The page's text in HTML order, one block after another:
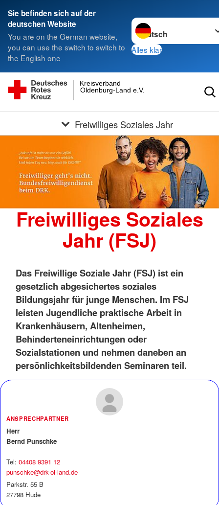
Sie befinden sich auf der
deutschen Website
You are on the German website,
you can use the switch to switch to
the English one
Sprache wechseln zu
Alles klar
Oldenburg-Land e.V.
Kreisverband
Freiwilliges Soziales Jahr
Freiwilliges Soziales
Jahr (FSJ)
Das Freiwillige Soziale Jahr (FSJ) ist ein
gesetzlich abgesichertes soziales
Bildungsjahr für junge Menschen. Im FSJ
leisten Jugendliche praktische Arbeit in
Krankenhäusern, Altenheimen,
Behinderteneinrichtungen oder
Sozialstationen und nehmen daneben an
persönlichkeitsbildenden Seminaren teil.
ANSPRECHPARTNER
Herr
Bernd Punschke
Tel: 04408 9391 12
punschke@drk-ol-land.de
Parkstr. 55 B
27798 Hude